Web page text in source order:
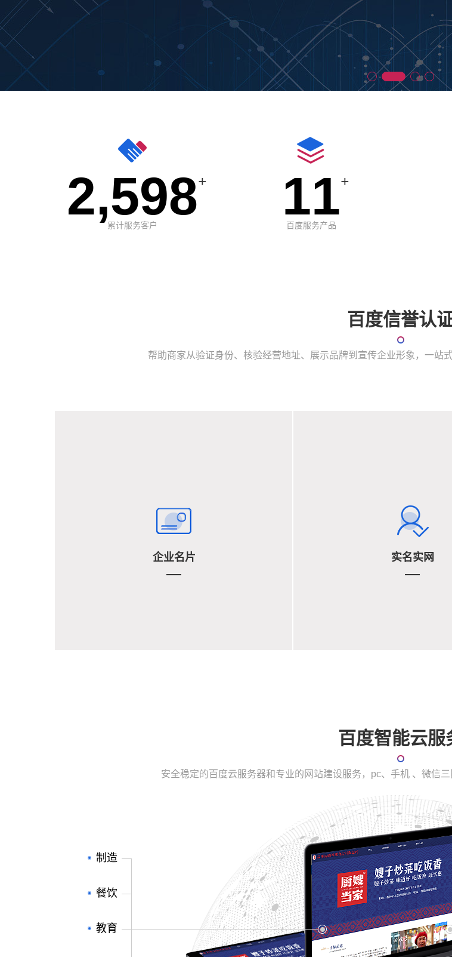
2,598+
累计服务客户 11+
百度服务产品
百度信誉认
帮助商家从验证身份、核验经营地址、展示品牌到宣传企业形象，一站
企业名片 实名实网
百度智能云服
安全稳定的百度云服务器和专业的网站建设服务，pc、手机 、微信
制造
餐饮
教育